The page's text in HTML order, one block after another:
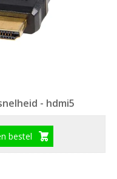
- hdmi5
bestel